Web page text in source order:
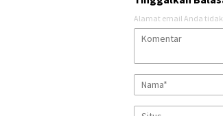
Alamat email Anda